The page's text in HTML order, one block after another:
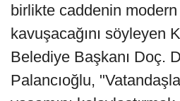
birlikte caddenin
kavuşacağını söyleyen
Belediye Başkanı Doç.
Palancıoğlu,